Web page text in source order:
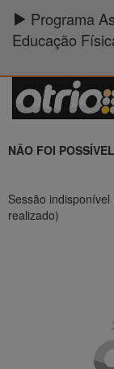
Programa
Educação
NÃO FOI
Sessão
realizado)